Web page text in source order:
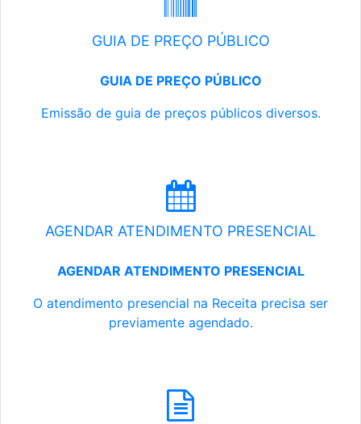
GUIA DE PREÇO PÚBLICO
GUIA DE PREÇO PÚBLICO
Emissão de guia de preços públicos diversos.
AGENDAR ATENDIMENTO PRESENCIAL
AGENDAR ATENDIMENTO PRESENCIAL
O atendimento presencial na Receita precisa ser
previamente agendado.